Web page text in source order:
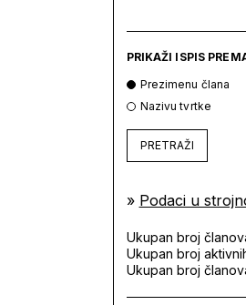
PRIKAŽI ISPIS
Prezimenu člana
Nazivu tvrtke
PRETRAŽI
» Podaci u
Ukupan broj
Ukupan broj
Ukupan broj